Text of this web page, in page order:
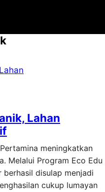
Lahan
meningkatkan
Melalui Program Eco Edu
berhasil disulap menjadi
cukup lumayan